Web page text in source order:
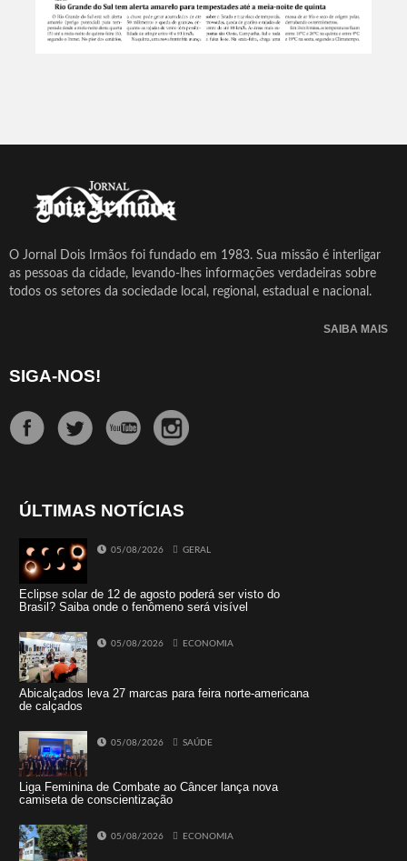
O Jornal Dois Irmãos foi fundado em 1983. Sua missão é interligar
as pessoas da cidade, levando-lhes informações verdadeiras sobre
todos os setores da sociedade local, regional, estadual e nacional.
SAIBA MAIS
SIGA-NOS!
ÚLTIMAS NOTÍCIAS
05/08/2026 GERAL
Eclipse solar de 12 de agosto poderá ser visto do
Brasil? Saiba onde o fenômeno será visível
05/08/2026 ECONOMIA
Abicalçados leva 27 marcas para feira norte-americana
de calçados
05/08/2026 SAÚDE
Liga Feminina de Combate ao Câncer lança nova
camiseta de conscientização
05/08/2026 ECONOMIA